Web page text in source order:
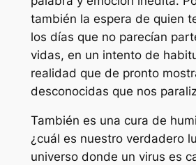
también la espera de quien
los días que no parecían
vidas, en un intento de
realidad que de pronto
desconocidas que nos
También es una cura de
¿cuál es nuestro verdadero
universo donde un virus es